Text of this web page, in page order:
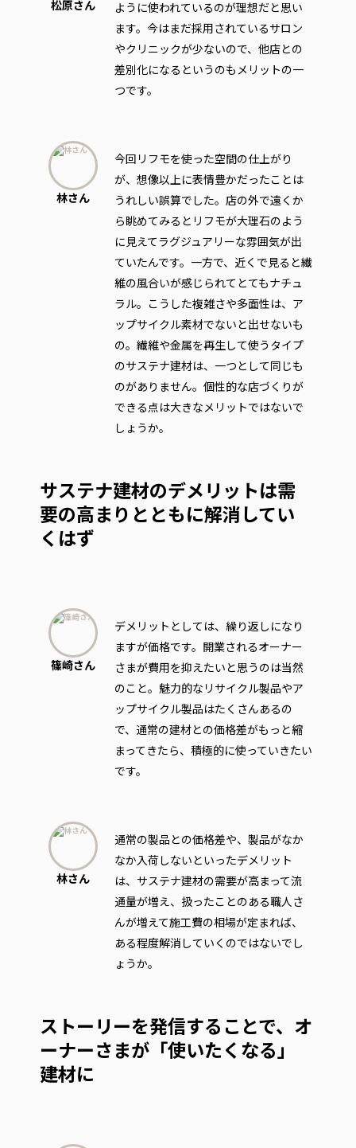
松原さん
ように使われているのが理想だと思い
ます。今はまだ採用されているサロン
やクリニックが少ないので、他店との
差別化になるというのもメリットの一
つです。
林さん
今回リフモを使った空間の仕上がり
が、想像以上に表情豊かだったことは
うれしい誤算でした。店の外で遠くか
ら眺めてみるとリフモが大理石のよう
に見えてラグジュアリーな雰囲気が出
ていたんです。一方で、近くで見ると繊
維の風合いが感じられてとてもナチュ
ラル。こうした複雑さや多面性は、ア
ップサイクル素材でないと出せないも
の。繊維や金属を再生して使うタイプ
のサステナ建材は、一つとして同じも
のがありません。個性的な店づくりが
できる点は大きなメリットではないで
しょうか。
サステナ建材のデメリットは需
要の高まりとともに解消してい
くはず
篠崎さん
デメリットとしては、繰り返しになり
ますが価格です。開業されるオーナー
さまが費用を抑えたいと思うのは当然
のこと。魅力的なリサイクル製品やア
ップサイクル製品はたくさんあるの
で、通常の建材との価格差がもっと縮
まってきたら、積極的に使っていきたい
です。
林さん
通常の製品との価格差や、製品がなか
なか入荷しないといったデメリット
は、サステナ建材の需要が高まって流
通量が増え、扱ったことのある職人さ
んが増えて施工費の相場が定まれば、
ある程度解消していくのではないでし
ょうか。
ストーリーを発信することで、オ
ーナーさまが「使いたくなる」
建材に